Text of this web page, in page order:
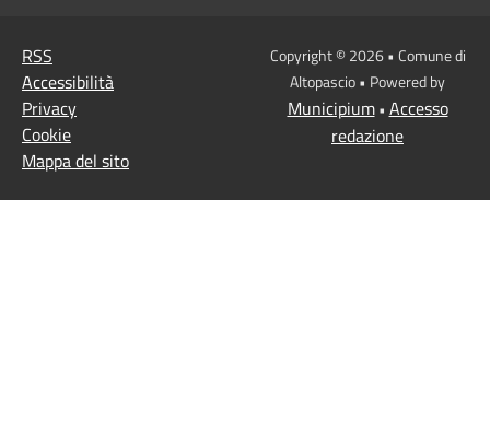
RSS
Accessibilità
Privacy
Cookie
Mappa del sito
Copyright © 2026 • Comune di
Altopascio • Powered by
Municipium• Accesso
redazione